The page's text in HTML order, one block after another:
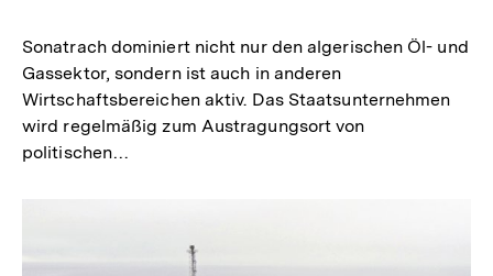
Sonatrach dominiert nicht nur den algerischen Öl- und
Gassektor, sondern ist auch in anderen
Wirtschaftsbereichen aktiv. Das Staatsunternehmen
wird regelmäßig zum Austragungsort von
politischen…